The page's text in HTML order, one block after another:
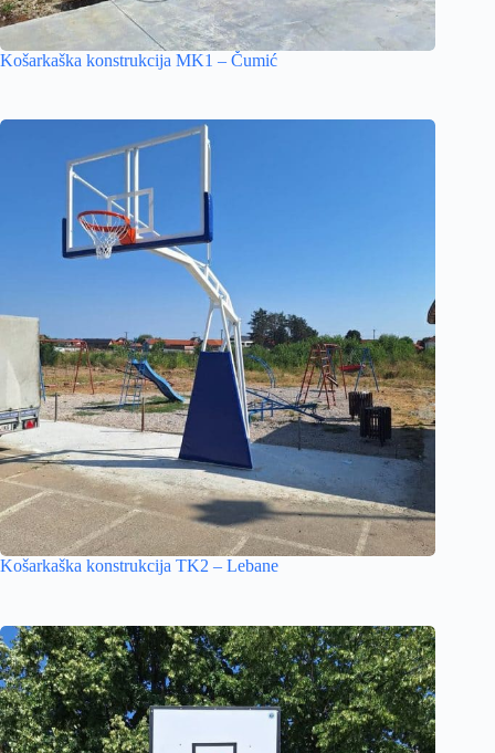
Košarkaška konstrukcija MK1 – Čumić
Košarkaška konstrukcija TK2 – Lebane